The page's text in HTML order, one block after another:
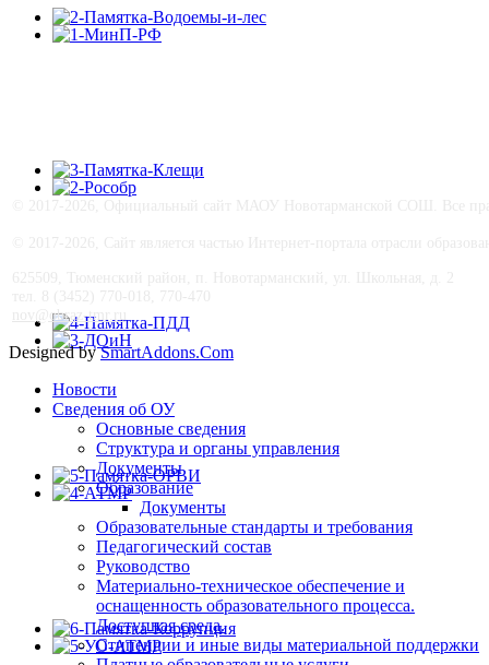
nov@obraz-tmr.ru
Designed bySmartAddons.Com
Новости
Сведения об ОУ
Основные сведения
Структура и органы управления
Документы
Образование
Документы
Образовательные стандарты и требования
Педагогический состав
Руководство
Материально-техническое обеспечение и
оснащенность образовательного процесса.
Доступная среда.
Стипендии и иные виды материальной поддержки